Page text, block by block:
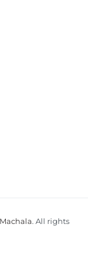
. All rights